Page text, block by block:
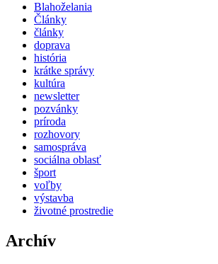
Blahoželania
Články
články
doprava
história
krátke správy
kultúra
newsletter
pozvánky
príroda
rozhovory
samospráva
sociálna oblasť
šport
voľby
výstavba
životné prostredie
Archív